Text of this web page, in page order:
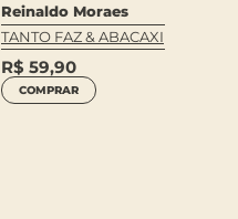
Reinaldo Moraes
TANTO FAZ & ABACAXI
R$ 59,90
COMPRAR